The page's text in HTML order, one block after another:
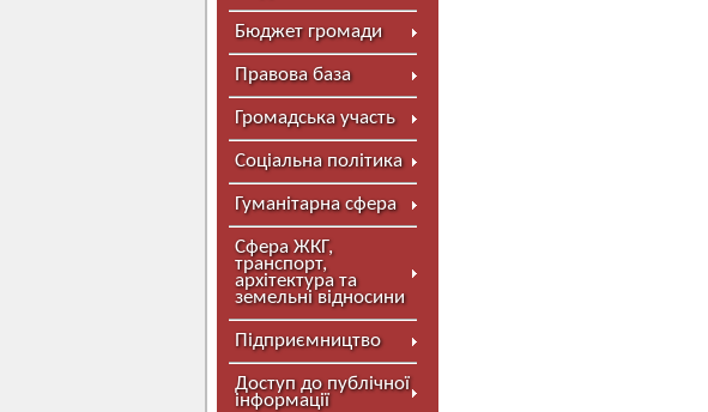
Бюджет громади
Правова база
Громадська участь
Соціальна політика
Гуманітарна сфера
Сфера ЖКГ,
транспорт,
архітектура та
земельні відносини
Підприємництво
Доступ до публічної
інформації